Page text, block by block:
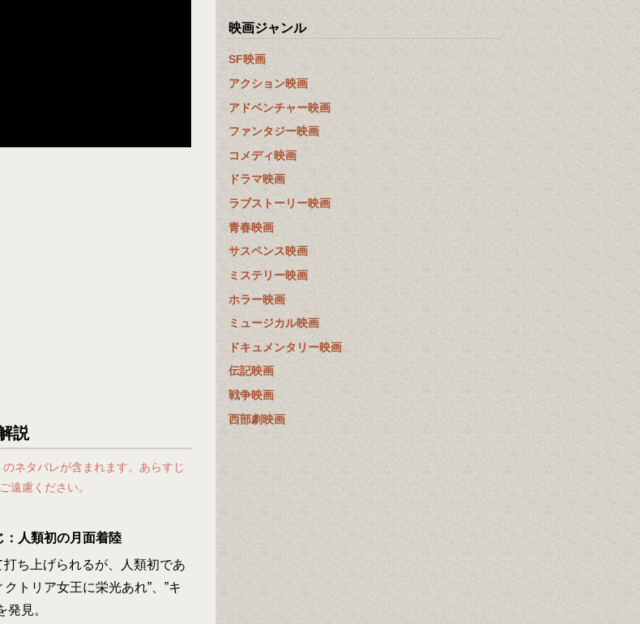
説
ネタバレが含まれます。あらすじ
遠慮ください。
：人類初の月面着陸
ち上げられるが、人類初であ
トリア女王に栄光あれ”、”キ
見。
映画ジャンル
SF映画
アクション映画
アドベンチャー映画
ファンタジー映画
コメディ映画
ドラマ映画
ラブストーリー映画
青春映画
サスペンス映画
ミステリー映画
ホラー映画
ミュージカル映画
ドキュメンタリー映画
伝記映画
戦争映画
西部劇映画